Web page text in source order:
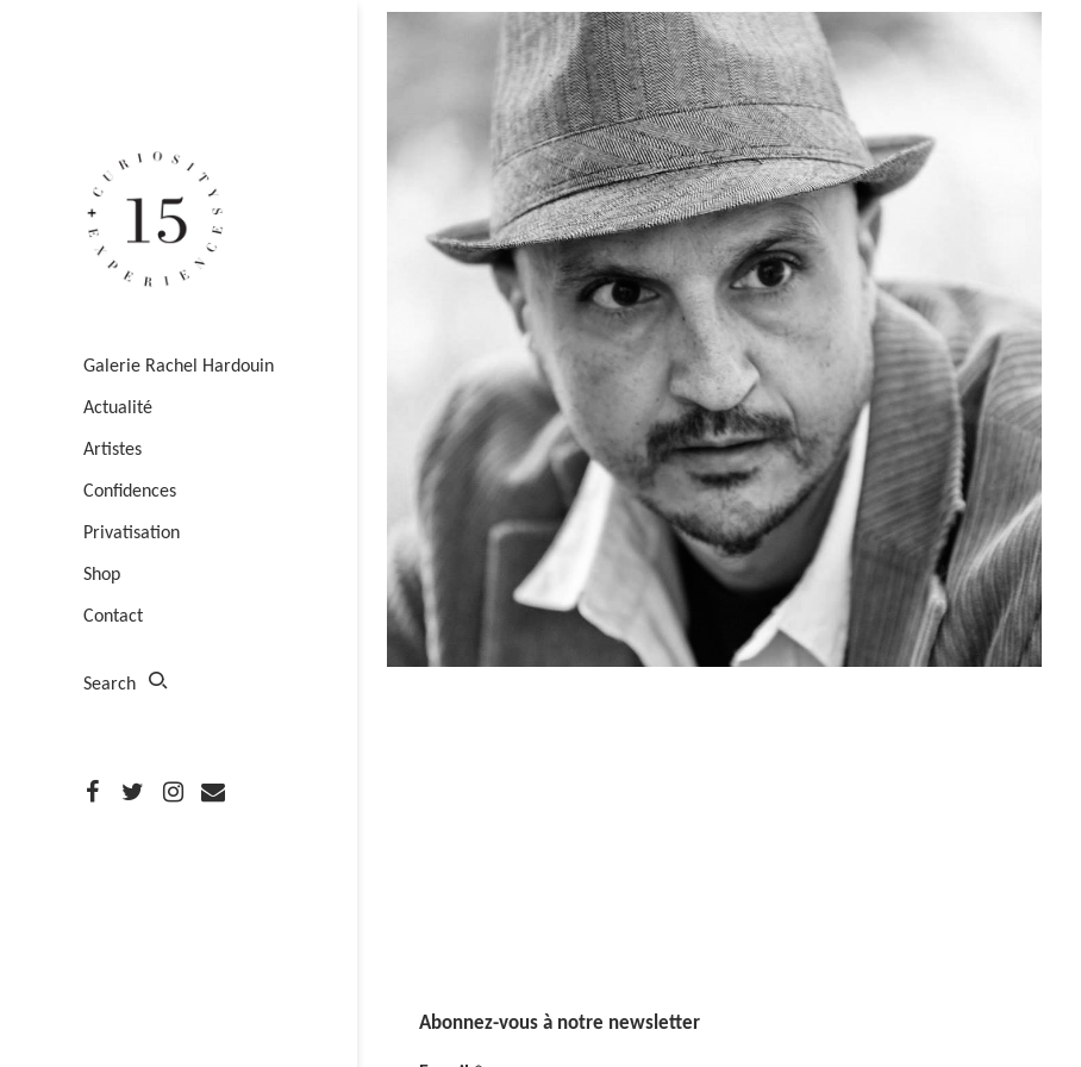
Galerie Rachel Hardouin
Actualité
Artistes
Confidences
Privatisation
Shop
Contact
Search
Abonnez-vous à notre newsletter